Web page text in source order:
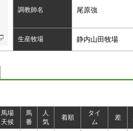
調教師名 尾原強
生産牧場 静内山田牧場
馬場
天候
馬
番
人
気
着順
タイ
ム
差